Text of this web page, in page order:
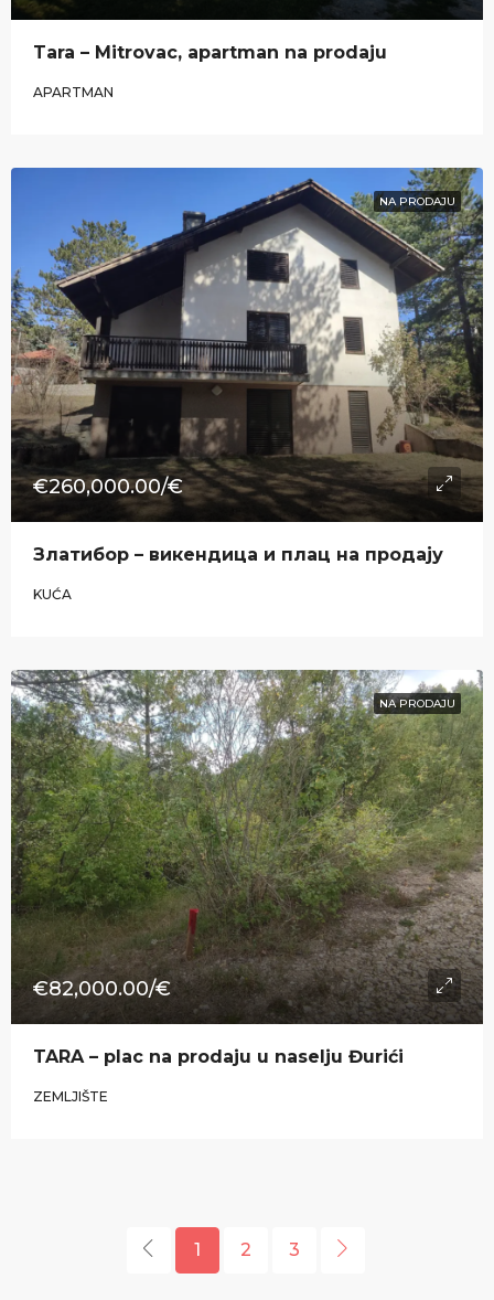
​Tara – Mitrovac, apartman na prodaju
APARTMAN
NA PRODAJU
€260,000.00/€
Златибор – викендица и плац на продају
KUĆA
NA PRODAJU
€82,000.00/€
TARA – plac na prodaju u naselju Đurići
ZEMLJIŠTE
1 2 3